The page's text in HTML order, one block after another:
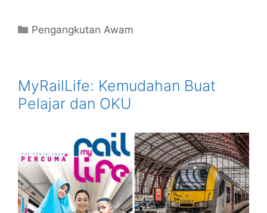
Categories
Pengangkutan Awam
MyRailLife: Kemudahan Buat
Pelajar dan OKU